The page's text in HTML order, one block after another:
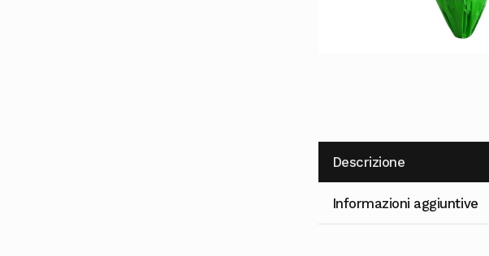
Descrizione
Informazioni aggiuntive